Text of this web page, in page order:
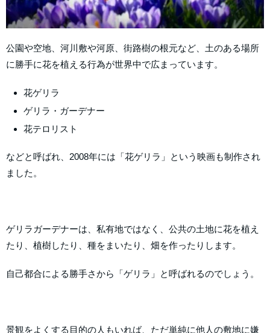
公園や空地、河川敷や河原、街路樹の根元など、土のある場所
に勝手に花を植える行為が世界中で広まっています。
花ゲリラ
ゲリラ・ガーデナー
花テロリスト
などと呼ばれ、2008年には「花ゲリラ」という映画も制作され
ました。
ゲリラガーデナーは、私有地ではなく、公共の土地に花を植え
たり、植樹したり、種をまいたり、畑を作ったりします。
自己都合による勝手さから「ゲリラ」と呼ばれるのでしょう。
景観をよくする目的の人もいれば、ただ単純に他人の敷地に嫌